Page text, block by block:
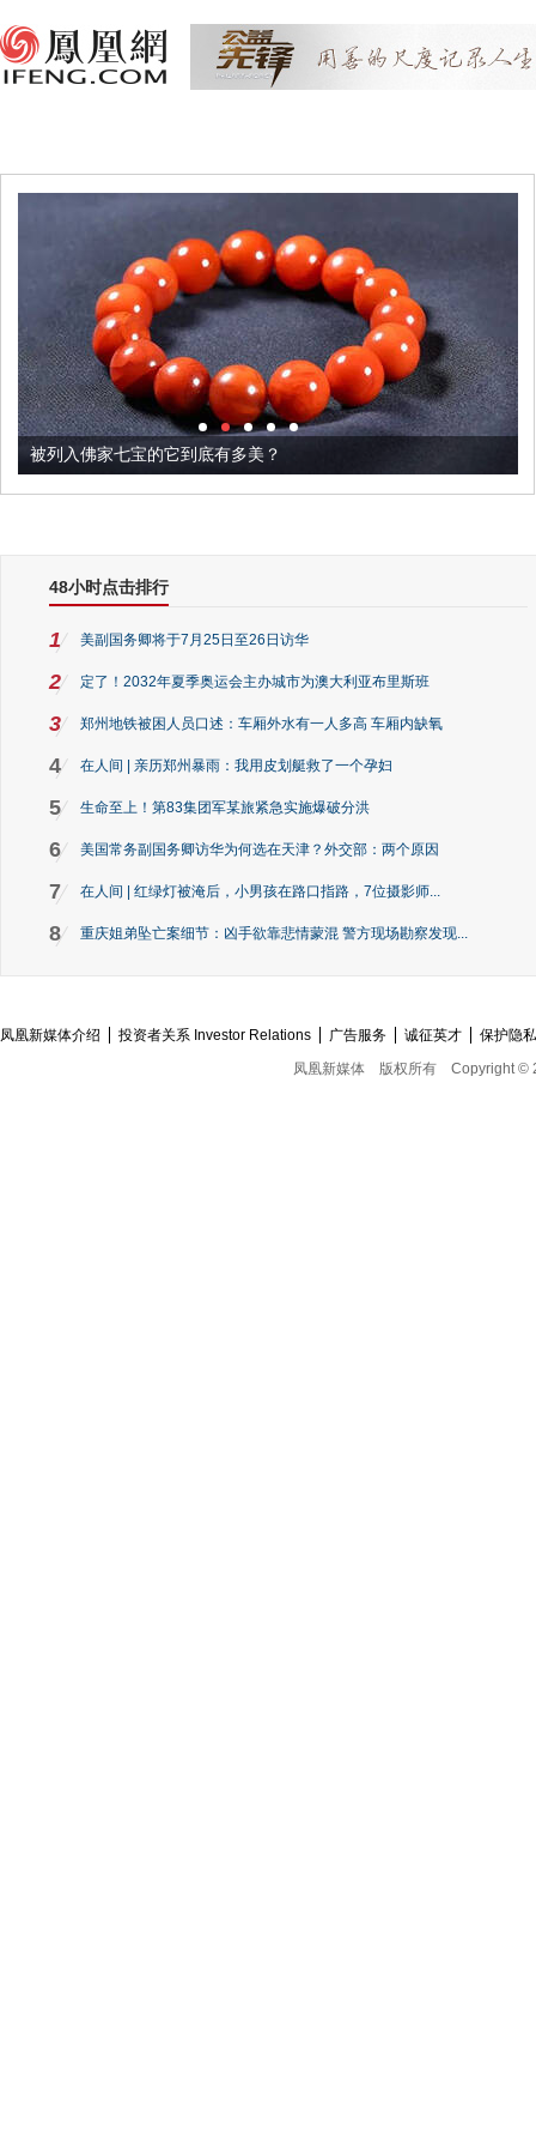
被列入佛家七宝的它到底有多美？
48小时点击排行
1 美副国务卿将于7月25日至26日访华
2 定了！2032年夏季奥运会主办城市为澳大利亚布里斯班
3 郑州地铁被困人员口述：车厢外水有一人多高 车厢内缺氧
4 在人间 | 亲历郑州暴雨：我用皮划艇救了一个孕妇
5 生命至上！第83集团军某旅紧急实施爆破分洪
6 美国常务副国务卿访华为何选在天津？外交部：两个原因
7 在人间 | 红绿灯被淹后，小男孩在路口指路，7位摄影师...
8 重庆姐弟坠亡案细节：凶手欲靠悲情蒙混 警方现场勘察发现...
凤凰新媒体介绍 投资者关系 Investor Relations 广告服务 诚征英才
保护隐
凤凰新媒体
版权所有 Copyright ©